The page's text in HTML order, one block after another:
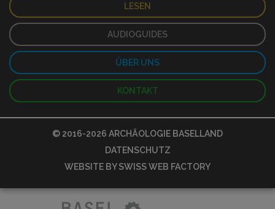
LESEN
AUDIOGUIDES
ÜBER UNS
KONTAKT
© 2016-2026 ARCHÄOLOGIE BASELLAND
DATENSCHUTZ
WEBSITE BYSWISS WEB FACTORY